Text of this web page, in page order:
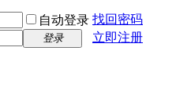
自动登录 找回密码
登录
立即注册